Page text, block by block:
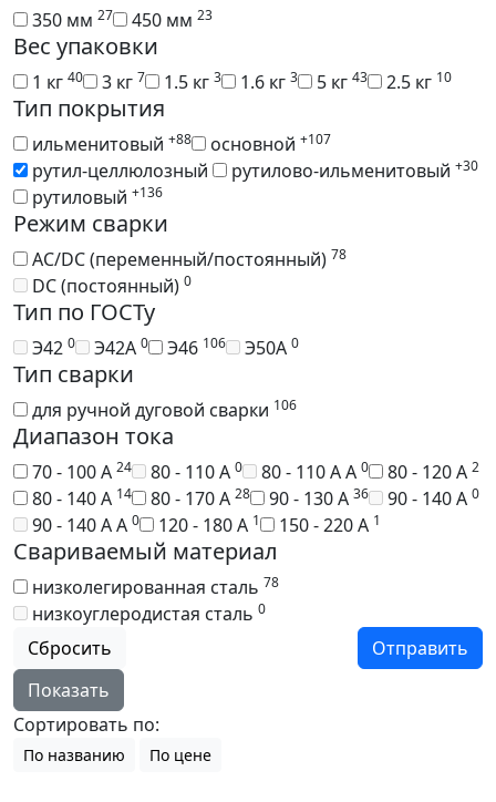
350 мм 27 450 мм 23
Вес упаковки
1 кг 40 3 кг 7 1.5 кг 3 1.6 кг 3 5 кг 43 2.5 кг 10
Тип покрытия
ильменитовый +88 основной +107
рутил-целлюлозный рутилово-ильменитовый +30
рутиловый +136
Режим сварки
AC/DC (переменный/постоянный) 78
DC (постоянный) 0
Тип по ГОСТу
Э42 0 Э42А 0 Э46 106 Э50А 0
Тип сварки
для ручной дуговой сварки 106
Диапазон тока
70 - 100 А 24 80 - 110 А 0 80 - 110 А А 0 80 - 120 А 2
80 - 140 А 14 80 - 170 А 28 90 - 130 А 36 90 - 140 А 0
90 - 140 А А 0 120 - 180 А 1 150 - 220 А 1
Свариваемый материал
низколегированная сталь 78
низкоуглеродистая сталь 0
Сбросить
Отправить
Показать
Сортировать по:
По названию По цене